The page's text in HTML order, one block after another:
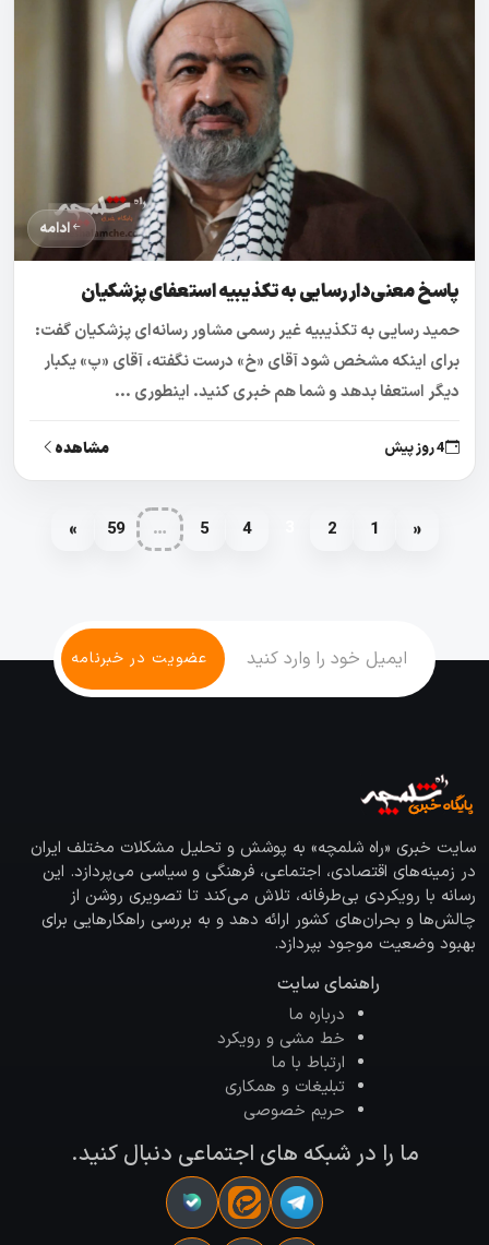
ادامه
پاسخ معنی‌دار رسایی به تکذیبیه استعفای پزشکیان
حمید رسایی به تکذیبیه غیر رسمی مشاور رسانه‌ای پزشکیان گفت:
برای اینکه مشخص شود آقای «خ» درست نگفته، آقای «پ» یکبار
دیگر استعفا بدهد و شما هم خبری کنید. اینطوری ...
4 روز پیش مشاهده
«
1
2
4
5
…
59
»
سایت خبری «راه شلمچه» به پوشش و تحلیل مشکلات مختلف ایران
در زمینه‌های اقتصادی، اجتماعی، فرهنگی و سیاسی می‌پردازد. این
رسانه با رویکردی بی‌طرفانه، تلاش می‌کند تا تصویری روشن از
چالش‌ها و بحران‌های کشور ارائه دهد و به بررسی راهکارهایی برای
بهبود وضعیت موجود بپردازد.
راهنمای سایت
درباره ما
خط مشی و رویکرد
ارتباط با ما
تبلیغات و همکاری
حریم خصوصی
ما را در شبکه های اجتماعی دنبال کنید.